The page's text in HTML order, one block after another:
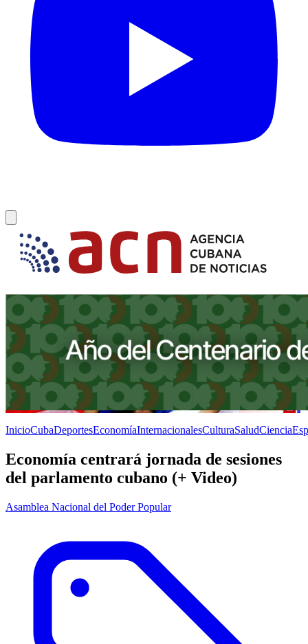
InicioCubaDeportesEconomíaInternacionalesCulturaSaludCiencia
Economía centrará jornada de sesiones
del parlamento cubano (+ Video)
Asamblea Nacional del Poder Popular